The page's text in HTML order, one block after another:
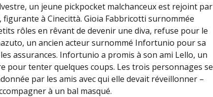
un jeune pickpocket malchanceux est rejoint par
à Cinecittà. Gioia Fabbricotti surnommée
rôles en rêvant de devenir une diva, refuse pour le
un ancien acteur surnommé Infortunio pour sa
assurances. Infortunio a promis à son ami Lello, un
pour tenter quelques coups. Les trois personnages se
par les amis avec qui elle devait réveillonner –
à un bal masqué.